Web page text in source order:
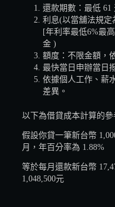
還款期數：最低 61
利息(以當舖法規定
[年利率最低6%最
金 )
額度：不限金額，
最快當日申辦當日
依據個人工作、薪
差異。
以下為借貸成本計算的參
假設你貸一筆新台幣
月，年百分率為 1.88%
等於每月還款新台幣
1,048,500元